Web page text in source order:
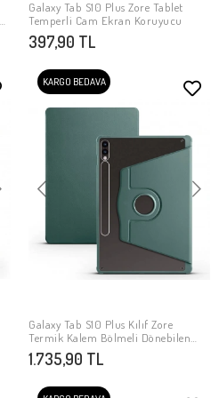
SEPETE EKLE
Galaxy Tab S10 Plus Zore Tablet
Temperli Cam Ekran Koruyucu
397,90 TL
KARGO BEDAVA
SEPETE EKLE
Galaxy Tab S10 Plus Kılıf Zore
Termik Kalem Bölmeli Dönebilen
Standlı Kılıf
1.735,90 TL